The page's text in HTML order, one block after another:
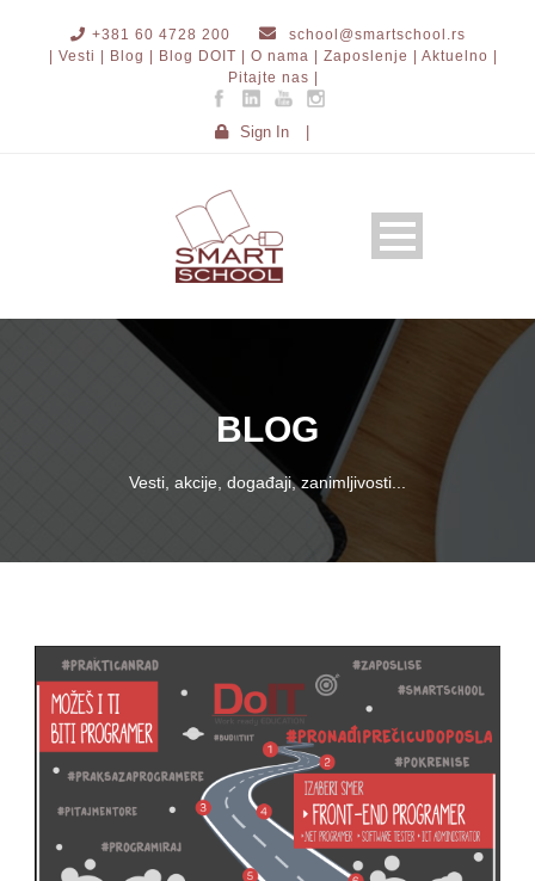
+381 60 4728 200
school@smartschool.rs
| Vesti |
Blog | Blog DOIT | O nama | Zaposlenje |
Aktuelno |
Pitajte nas |
Sign In
BLOG
Vesti, akcije, događaji, zanimljivosti...